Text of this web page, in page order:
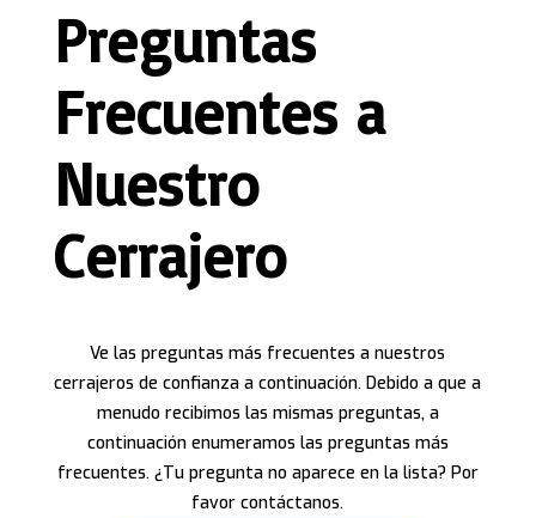
Preguntas
Frecuentes a
Nuestro
Cerrajero
Ve las preguntas más frecuentes a nuestros
cerrajeros de confianza a continuación. Debido a que a
menudo recibimos las mismas preguntas, a
continuación enumeramos las preguntas más
frecuentes. ¿Tu pregunta no aparece en la lista? Por
favor contáctanos.